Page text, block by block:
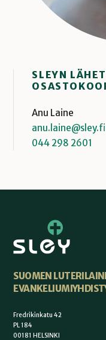
SLEYN
Anu Laine
anu.laine@sley.fi
044 298 2601
SUOMEN
Fredrikinkatu 42
PL 184
00181 HELSINKI